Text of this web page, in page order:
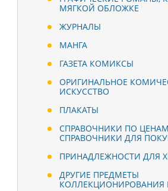
МЯГКОЙ ОБЛОЖКЕ
ЖУРНАЛЫ
МАНГА
ГАЗЕТА КОМИКСЫ
ОРИГИНАЛЬНОЕ
ИСКУССТВО
ПЛАКАТЫ
СПРАВОЧНИКИ ПО
СПРАВОЧНИКИ ДЛЯ
ПРИНАДЛЕЖНОСТИ ДЛЯ
ДРУГИЕ ПРЕДМЕТЫ